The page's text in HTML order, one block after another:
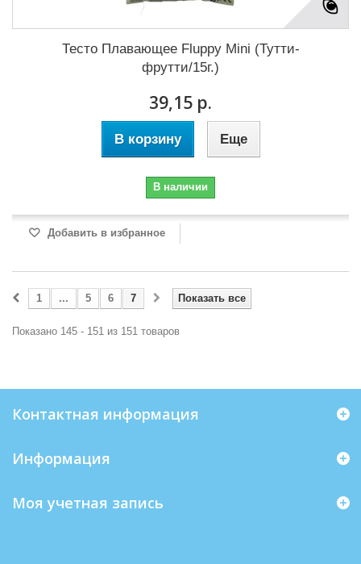
Тесто Плавающее Fluppy Mini (Тутти-
фрутти/15г.)
39,15 р.
В корзину Еще
В наличии
Добавить в избранное
Показать все
1 ... 5 6 7
Показано 145 - 151 из 151 товаров
Контактная информация
Информация
Моя учетная запись